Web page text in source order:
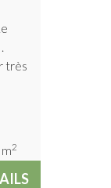
très
2